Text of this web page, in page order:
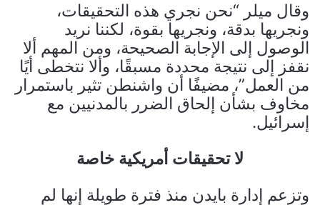
وقال ميلر “نحن نجري هذه التحقيقات،
ونجريها بدقة، ونجريها بقوة، لكننا نريد
الوصول إلى الإجابة الصحيحة، ومن المهم ألا
نقفز إلى نتيجة محددة مسبقًا، وألا نتخطى أيًا
من العمل”، مضيفًا أن واشنطن تثير باستمرار
مخاوف بشأن إلحاق الضرر بالمدنيين مع
إسرائيل.
لا تحقيقات أمريكية خاصة
وتزعم إدارة بايدن منذ فترة طويلة إنها لم